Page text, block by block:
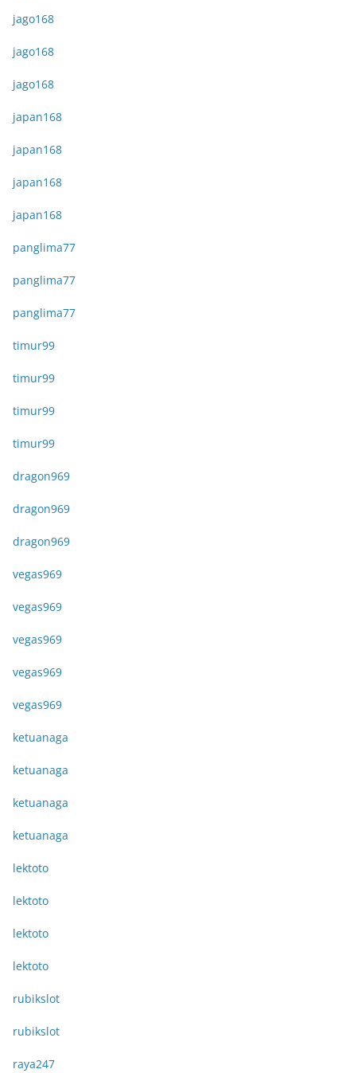
jago168
jago168
jago168
japan168
japan168
japan168
japan168
panglima77
panglima77
panglima77
timur99
timur99
timur99
timur99
dragon969
dragon969
dragon969
vegas969
vegas969
vegas969
vegas969
vegas969
ketuanaga
ketuanaga
ketuanaga
ketuanaga
lektoto
lektoto
lektoto
lektoto
rubikslot
rubikslot
raya247